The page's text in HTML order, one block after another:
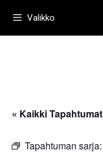
sisältöönValikko
« Kaikki Tapahtumat
Tapahtuman sarja: